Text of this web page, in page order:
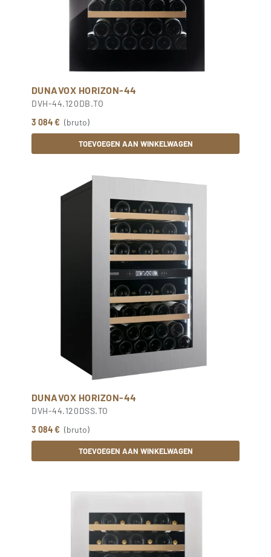
DUNAVOX HORIZON-44
DVH-44.120DB.TO
3 084 € (bruto)
TOEVOEGEN AAN WINKELWAGEN
DUNAVOX HORIZON-44
DVH-44.120DSS.TO
3 084 € (bruto)
TOEVOEGEN AAN WINKELWAGEN